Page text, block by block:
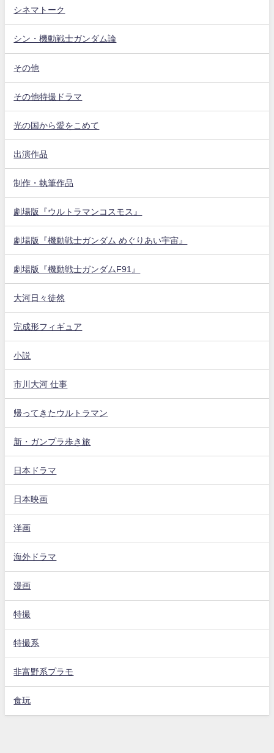
シネマトーク
シン・機動戦士ガンダム論
その他
その他特撮ドラマ
光の国から愛をこめて
出演作品
制作・執筆作品
劇場版『ウルトラマンコスモス』
劇場版『機動戦士ガンダム めぐりあい宇宙』
劇場版『機動戦士ガンダムF91』
大河日々徒然
完成形フィギュア
小説
市川大河 仕事
帰ってきたウルトラマン
新・ガンプラ歩き旅
日本ドラマ
日本映画
洋画
海外ドラマ
漫画
特撮
特撮系
非富野系プラモ
食玩